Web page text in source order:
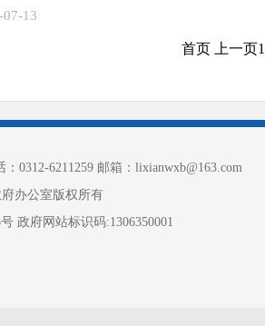
07-13
首页 上一页1
0312-6211259 邮箱：lixianwxb@163.com
办公室版权所有
政府网站标识码:1306350001